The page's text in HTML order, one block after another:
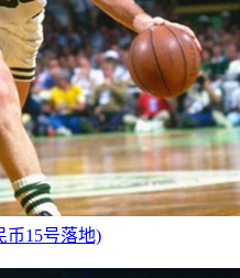
币15号落地)